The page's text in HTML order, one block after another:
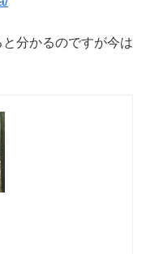
分かるのですが今は